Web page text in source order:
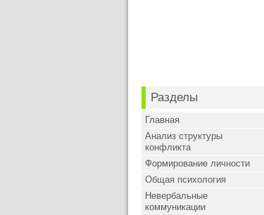
Разделы
Главная
Анализ структуры
конфликта
Формирование личности
Общая психология
Невербальные
коммуникации